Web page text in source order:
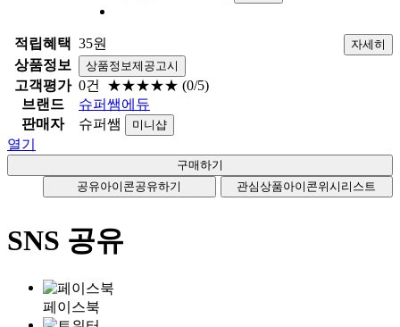
적립혜택 35원 자세히
상품정보 상품정보제공고시
고객평가 0건 ★★★★★ (0/5)
브랜드
슈퍼쌤에듀
판매자
슈퍼쌤 미니샵
열기
공유아이콘공유하기 관심상품아이콘위시리스트
SNS 공유
페이스북